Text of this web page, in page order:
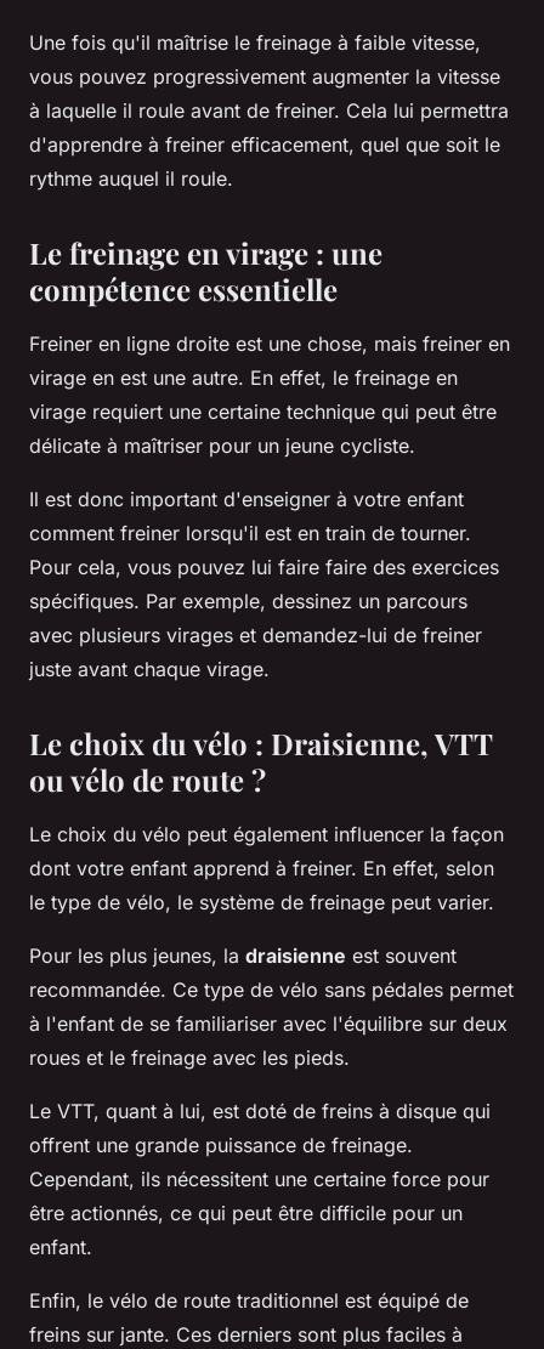
Une fois qu'il maîtrise le freinage à faible vitesse,
vous pouvez progressivement augmenter la vitesse
à laquelle il roule avant de freiner. Cela lui permettra
d'apprendre à freiner efficacement, quel que soit le
rythme auquel il roule.
Le freinage en virage : une
compétence essentielle
Freiner en ligne droite est une chose, mais freiner en
virage en est une autre. En effet, le freinage en
virage requiert une certaine technique qui peut être
délicate à maîtriser pour un jeune cycliste.
Il est donc important d'enseigner à votre enfant
comment freiner lorsqu'il est en train de tourner.
Pour cela, vous pouvez lui faire faire des exercices
spécifiques. Par exemple, dessinez un parcours
avec plusieurs virages et demandez-lui de freiner
juste avant chaque virage.
Le choix du vélo : Draisienne, VTT
ou vélo de route ?
Le choix du vélo peut également influencer la façon
dont votre enfant apprend à freiner. En effet, selon
le type de vélo, le système de freinage peut varier.
Pour les plus jeunes, la draisienne est souvent
recommandée. Ce type de vélo sans pédales permet
à l'enfant de se familiariser avec l'équilibre sur deux
roues et le freinage avec les pieds.
Le VTT, quant à lui, est doté de freins à disque qui
offrent une grande puissance de freinage.
Cependant, ils nécessitent une certaine force pour
être actionnés, ce qui peut être difficile pour un
enfant.
Enfin, le vélo de route traditionnel est équipé de
freins sur jante. Ces derniers sont plus faciles à